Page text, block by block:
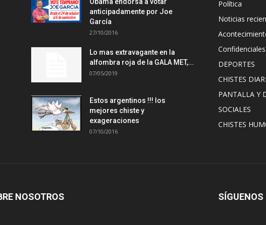
anticipadamente por Joe
García
27/10/2016
Lo mas extravagante en la
alfombra roja de la GALA MET,...
07/05/2019
Estos argentinos !!! los
mejores chiste y
exageraciones
07/10/2016
Política
Noticias
Confidenciales
DEPORTES
CHISTES
PANTALLA Y
SOCIALES
CHISTES
NOSOTROS SÍGUENOS